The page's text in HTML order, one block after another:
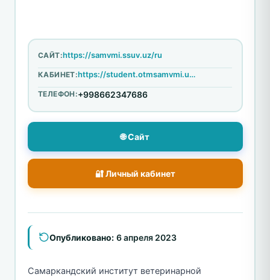
САЙТ:https://samvmi.ssuv.uz/ru
КАБИНЕТ: https://student.otmsamvmi.uz/dashboard/login
ТЕЛЕФОН:+998662347686
🌐 Сайт
🔐 Личный кабинет
Опубликовано: 6 апреля 2023
Самаркандский институт ветеринарной